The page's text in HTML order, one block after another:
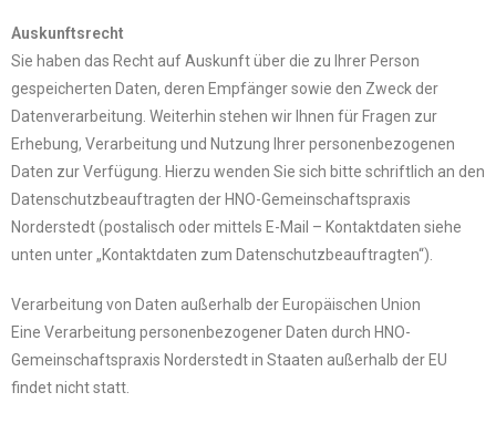
Auskunftsrecht
Sie haben das Recht auf Auskunft über die zu Ihrer Person
gespeicherten Daten, deren Empfänger sowie den Zweck der
Datenverarbeitung. Weiterhin stehen wir Ihnen für Fragen zur
Erhebung, Verarbeitung und Nutzung Ihrer personenbezogenen
Daten zur Verfügung. Hierzu wenden Sie sich bitte schriftlich an den
Datenschutzbeauftragten der HNO-Gemeinschaftspraxis
Norderstedt (postalisch oder mittels E-Mail – Kontaktdaten siehe
unten unter „Kontaktdaten zum Datenschutzbeauftragten“).
Verarbeitung von Daten außerhalb der Europäischen Union
Eine Verarbeitung personenbezogener Daten durch HNO-
Gemeinschaftspraxis Norderstedt in Staaten außerhalb der EU
findet nicht statt.